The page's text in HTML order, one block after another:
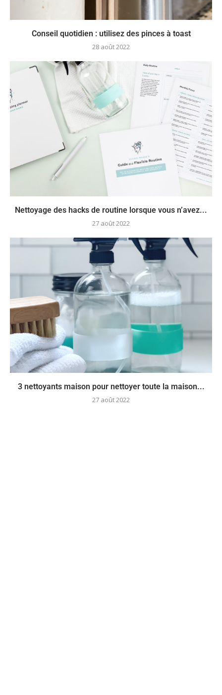
Conseil quotidien : utilisez des pinces à toast
28 août 2022
Nettoyage des hacks de routine lorsque vous n’avez...
27 août 2022
3 nettoyants maison pour nettoyer toute la maison...
27 août 2022